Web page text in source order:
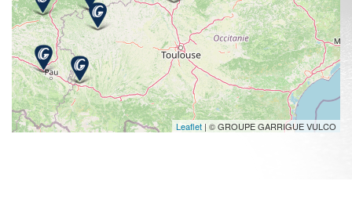
Leaflet | © GROUPE GARRIGUE VULCO